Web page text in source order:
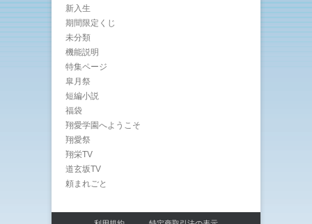
新入生
期間限定くじ
未分類
機能説明
特集ページ
皐月祭
短編小説
福袋
翔愛学園へようこそ
翔愛祭
翔栄TV
道玄坂TV
頼まれごと